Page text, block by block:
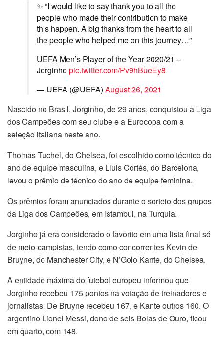
✨ “I would like to say thank you to all the
people who made their contribution to make
this happen. A big thanks from the heart to all
the people who helped me on this journey…”
UEFA Men’s Player of the Year 2020/21 –
Jorginhopic.twitter.com/Pv9hBueEy8
— UEFA (@UEFA) August 26, 2021
Nascido no Brasil, Jorginho, de 29 anos, conquistou a Liga
dos Campeões com seu clube e a Eurocopa com a
seleção italiana neste ano.
Thomas Tuchel, do Chelsea, foi escolhido como técnico do
ano de equipe masculina, e Lluis Cortés, do Barcelona,
levou o prêmio de técnico do ano de equipe feminina.
Os prêmios foram anunciados durante o sorteio dos grupos
da Liga dos Campeões, em Istambul, na Turquia.
Jorginho já era considerado o favorito em uma lista final só
de meio-campistas, tendo como concorrentes Kevin de
Bruyne, do Manchester City, e N’Golo Kante, do Chelsea.
A entidade máxima do futebol europeu informou que
Jorginho recebeu 175 pontos na votação de treinadores e
jornalistas; De Bruyne recebeu 167, e Kante outros 160. O
argentino Lionel Messi, dono de seis Bolas de Ouro, ficou
em quarto, com 148.